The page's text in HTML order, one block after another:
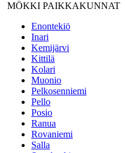
MÖKKI PAIKKAKUNNAT
Enontekiö
Inari
Kemijärvi
Kittilä
Kolari
Muonio
Pelkosenniemi
Pello
Posio
Ranua
Rovaniemi
Salla